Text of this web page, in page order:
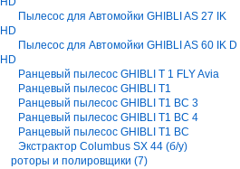
Пылесос для Автомойки GHIBLI AS 27 IK
HD
Пылесос для Автомойки GHIBLI AS 60 IK D
HD
Ранцевый пылесос GHIBLI T 1 FLY Avia
Ранцевый пылесос GHIBLI T1
Ранцевый пылесос GHIBLI T1 BC 3
Ранцевый пылесос GHIBLI T1 BC 4
Ранцевый пылесос GHIBLI T1 BC
Экстрактор Columbus SX 44 (б/у)
роторы и полировщики (7)